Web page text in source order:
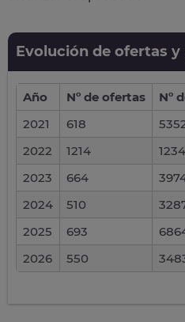
Evolución de ofertas
Año Nº de ofertas
Nº
2021
618
2022
1214
2023
664
2024
510
2025
693
2026
550